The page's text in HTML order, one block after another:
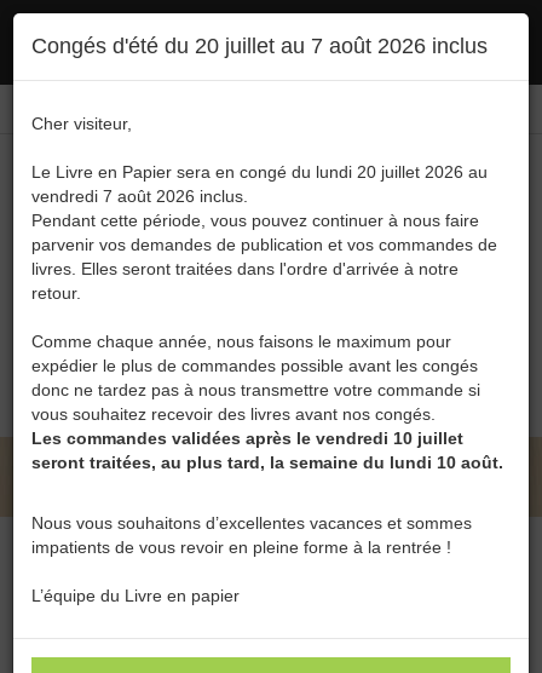
l'utilisation :politique en matière de confidentialité Accepter
Congés d'été du 20 juillet au 7 août 2026 inclus
Cher visiteur,
Le Livre en Papier sera en congé du lundi 20 juillet 2026 au
vendredi 7 août 2026 inclus.
Pendant cette période, vous pouvez continuer à nous faire
parvenir vos demandes de publication et vos commandes de
livres. Elles seront traitées dans l'ordre d'arrivée à notre
retour.
Comme chaque année, nous faisons le maximum pour
expédier le plus de commandes possible avant les congés
donc ne tardez pas à nous transmettre votre commande si
vous souhaitez recevoir des livres avant nos congés.
Les commandes validées après le vendredi 10 juillet
seront traitées, au plus tard, la semaine du lundi 10 août.
Nous vous souhaitons d’excellentes vacances et sommes
impatients de vous revoir en pleine forme à la rentrée !
L’équipe du Livre en papier
Menu
0
LE LIVRE EN PAPIER • CATALOGUE
Toutes les catégories
OUVRAGES SCIENTIFIQUES • BIOLOGIE : Sous-catégories